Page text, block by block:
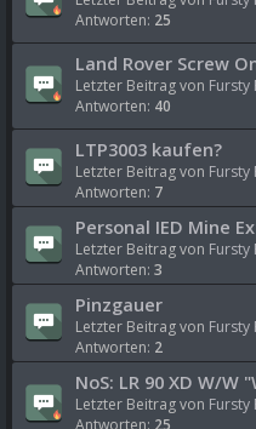
Antworten: 25
Land Rover Screw
Letzter Beitrag von Fursty
Antworten: 40
LTP3003 kaufen?
Letzter Beitrag von Fursty
Antworten: 7
Personal IED Mine
Letzter Beitrag von Fursty
Antworten: 3
Pinzgauer
Letzter Beitrag von Fursty
Antworten: 2
NoS: LR 90 XD W/W
Letzter Beitrag von Fursty
Antworten: 25